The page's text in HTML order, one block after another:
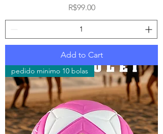
Price
R$99.00
Add to Cart
pedido minimo 10 bolas